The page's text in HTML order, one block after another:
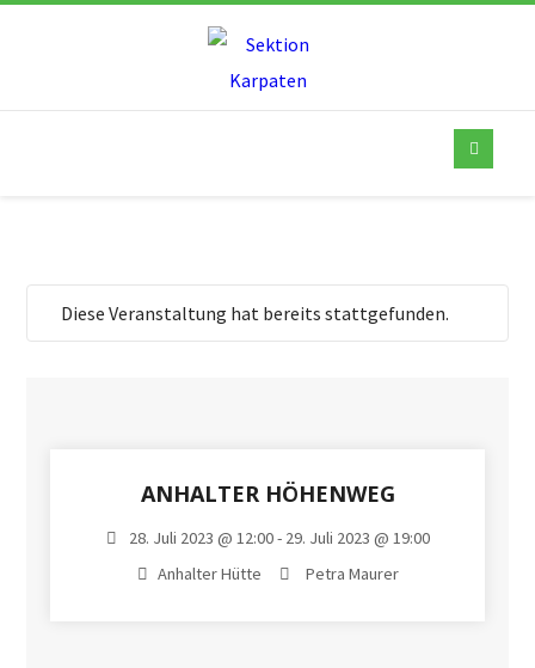
Diese Veranstaltung hat bereits stattgefunden.
ANHALTER HÖHENWEG
28. Juli 2023 @ 12:00 - 29. Juli 2023 @ 19:00
Anhalter Hütte
Petra Maurer